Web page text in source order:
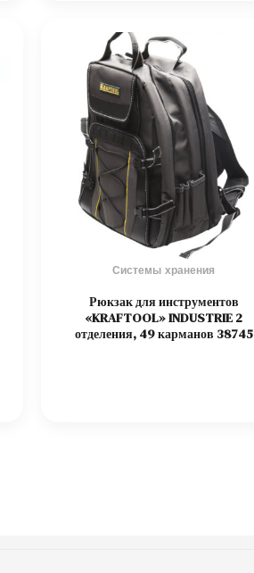
Системы хранения
Рюкзак для инструментов
«KRAFTOOL» INDUSTRIE 2
отделения, 49 карманов 38745